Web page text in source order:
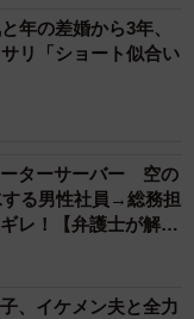
えらくて素敵」
陰でもあると声を
ています。そんな
んに話を聞きまし
とその母から
年の差婚から3年、
リ「ショート似合い
ーターサーバー 空の
る男性社員→総務担
レ！【弁護士が解
、イケメン夫と全力